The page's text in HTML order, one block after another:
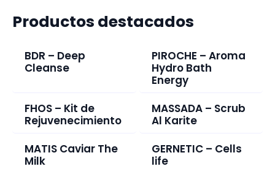
Productos destacados
BDR – Deep
Cleanse
PIROCHE – Aroma
Hydro Bath
Energy
FHOS – Kit de
Rejuvenecimiento
MASSADA – Scrub
Al Karite
MATIS Caviar The
Milk
GERNETIC – Cells
life